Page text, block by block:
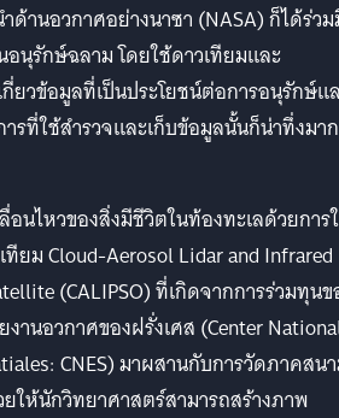
ด้านอวกาศอย่างนาซา (NASA) ก็ได้ร่ว
นุรักษ์ฉลาม โดยใช้ดาวเทียมและ
กี่ยวข้อมูลที่เป็นประโยชน์ต่อการอนุรักษ์แ
รที่ใช้สำรวจและเก็บข้อมูลนั้นก็น่าทึ่งมา
อนไหวของสิ่งมีชีวิตในท้องทะเลด้วยการ
ยม Cloud-Aerosol Lidar and Infrared
(CALIPSO) ที่เกิดจากการร่วมทุน
านอวกาศของฝรั่งเศส (Center
CNES) มาผสานกับการวัดภาคสน
ให้นักวิทยาศาสตร์สามารถสร้างภาพ